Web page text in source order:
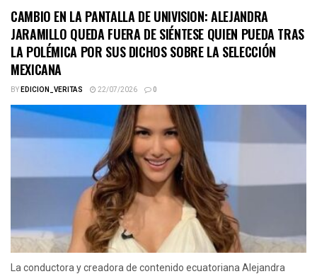
CAMBIO EN LA PANTALLA DE UNIVISION: ALEJANDRA
JARAMILLO QUEDA FUERA DE SIÉNTESE QUIEN PUEDA TRAS
LA POLÉMICA POR SUS DICHOS SOBRE LA SELECCIÓN
MEXICANA
BYEDICION_VERITAS 22/07/2026 0
La conductora y creadora de contenido ecuatoriana Alejandra